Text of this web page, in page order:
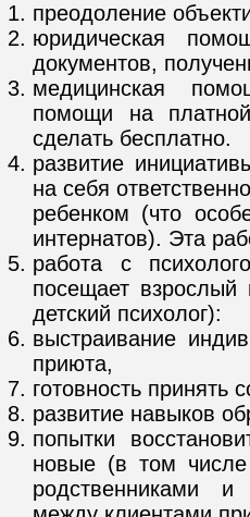
преодоление
юридическая
документов,
медицинская
помощи на
сделать бесплатно.
развитие
на себя
ребенком (что
интернатов). Эта
работа с
посещает
детский психолог):
выстраивание
приюта,
готовность принять
развитие навыков
попытки
новые (в том числе
родственниками и